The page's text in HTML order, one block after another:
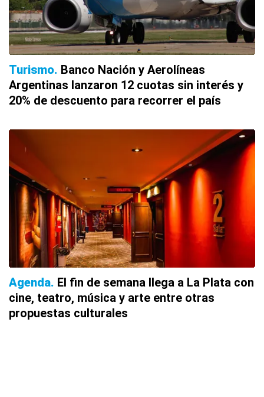
Turismo Banco Nación y Aerolíneas
Argentinas lanzaron 12 cuotas sin interés y
20% de descuento para recorrer el país
Agenda El fin de semana llega a La Plata con
cine, teatro, música y arte entre otras
propuestas culturales